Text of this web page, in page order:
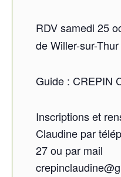
RDV samedi 25
de Willer-sur-
Guide : CREPIN
Inscriptions et
Claudine par
27 ou par mail